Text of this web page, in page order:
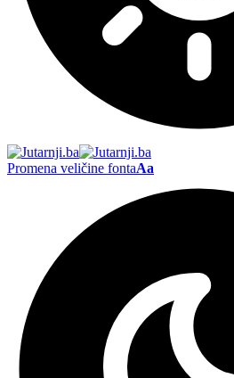
Promena veličine fontaAa